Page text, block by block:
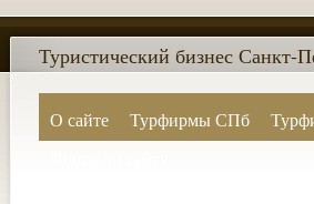
О сайте Турфирмы СПб
Туристический бизнес Санкт-